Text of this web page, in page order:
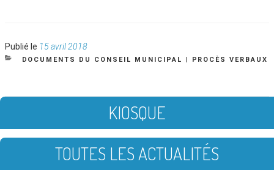
Publié le Publié
le
15 avril 2018
CATÉGORIES
DOCUMENTS DU CONSEIL MUNICIPAL | PROCÈS VERBAUX
KIOSQUE
TOUTES LES ACTUALITÉS